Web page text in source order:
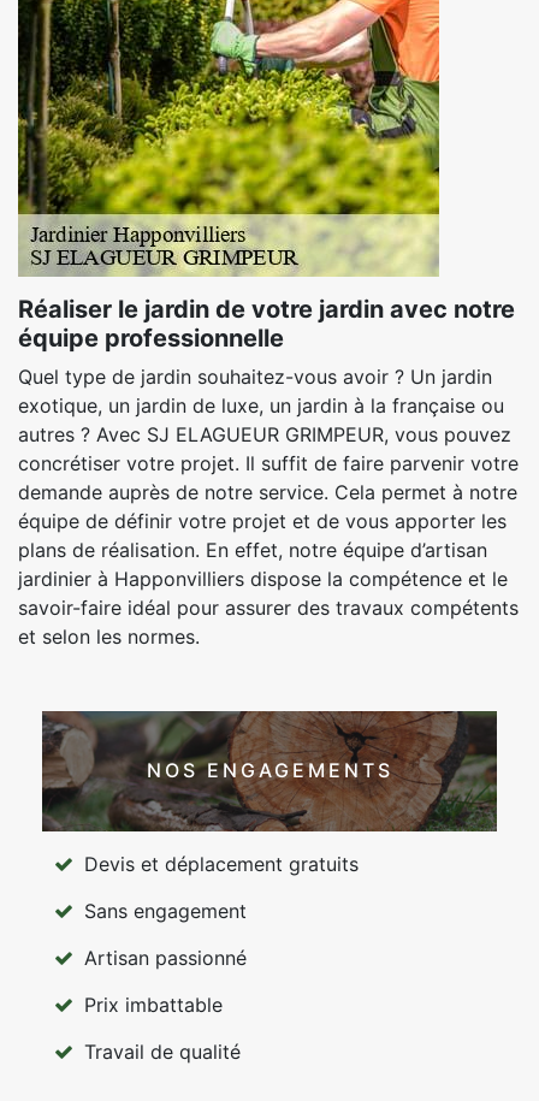
Réaliser le jardin de votre jardin avec notre
équipe professionnelle
Quel type de jardin souhaitez-vous avoir ? Un jardin
exotique, un jardin de luxe, un jardin à la française ou
autres ? Avec SJ ELAGUEUR GRIMPEUR, vous pouvez
concrétiser votre projet. Il suffit de faire parvenir votre
demande auprès de notre service. Cela permet à notre
équipe de définir votre projet et de vous apporter les
plans de réalisation. En effet, notre équipe d’artisan
jardinier à Happonvilliers dispose la compétence et le
savoir-faire idéal pour assurer des travaux compétents
et selon les normes.
NOS ENGAGEMENTS
Devis et déplacement gratuits
Sans engagement
Artisan passionné
Prix imbattable
Travail de qualité